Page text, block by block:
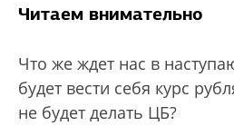
Читаем внимательно
Что же ждет нас в
будет вести себя курс
не будет делать ЦБ?